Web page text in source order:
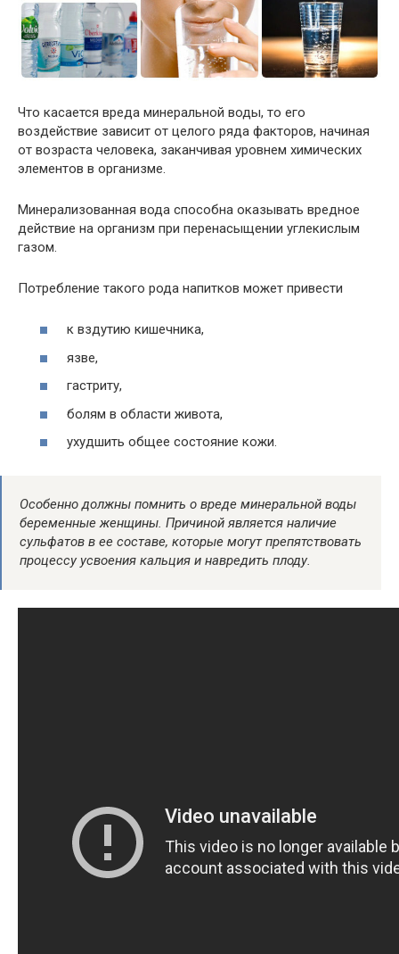
Что касается вреда минеральной воды, то его
воздействие зависит от целого ряда факторов, начиная
от возраста человека, заканчивая уровнем химических
элементов в организме.
Минерализованная вода способна оказывать вредное
действие на организм при перенасыщении углекислым
газом.
Потребление такого рода напитков может привести
к вздутию кишечника,
язве,
гастриту,
болям в области живота,
ухудшить общее состояние кожи.
Особенно должны помнить о вреде минеральной воды
беременные женщины. Причиной является наличие
сульфатов в ее составе, которые могут препятствовать
процессу усвоения кальция и навредить плоду.